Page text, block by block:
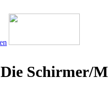
Die Schirmer/